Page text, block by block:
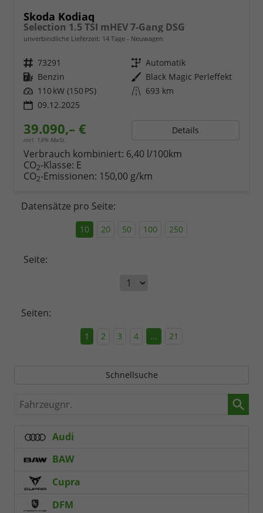
Skoda Kodiaq
Selection 1.5 TSI mHEV 7-Gang DSG
unverbindliche Lieferzeit: 14 Tage Neuwagen
Fahrzeugnr. 73291 Getriebe Automatik
Kraftstoff Benzin Außenfarbe Black Magic Perleffekt
Leistung 110 kW (150 PS) Kilometerstand 693 km
09.12.2025
39.090,– €
incl. 19% MwSt.
Details
Verbrauch kombiniert: 6,40 l/100km
CO2-Klasse: E
CO2-Emissionen: 150,00 g/km
Datensätze pro Seite:
10 20 50 100 250
Seite:
Seiten:
1 2 3 4 ... 21
Schnellsuche
Fahrzeugnr.
Audi
BAW
Cupra
DFM